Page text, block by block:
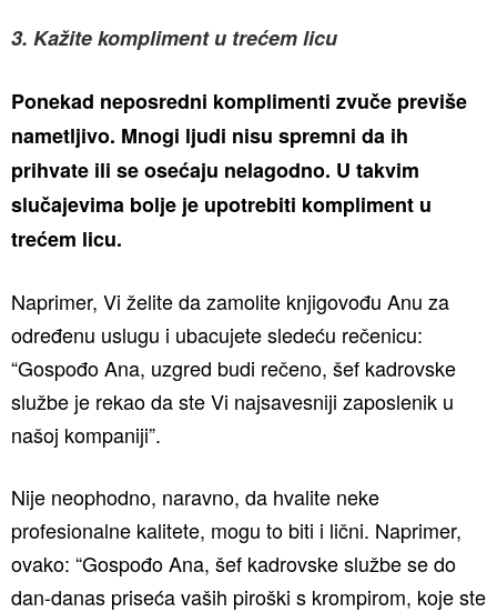
3. Kažite kompliment u trećem licu
Ponekad neposredni komplimenti zvuče previše
nametljivo. Mnogi ljudi nisu spremni da ih
prihvate ili se osećaju nelagodno. U takvim
slučajevima bolje je upotrebiti kompliment u
trećem licu.
Naprimer, Vi želite da zamolite knjigovođu Anu za
određenu uslugu i ubacujete sledeću rečenicu:
“Gospođo Ana, uzgred budi rečeno, šef kadrovske
službe je rekao da ste Vi najsavesniji zaposlenik u
našoj kompaniji”.
Nije neophodno, naravno, da hvalite neke
profesionalne kalitete, mogu to biti i lični. Naprimer,
ovako: “Gospođo Ana, šef kadrovske službe se do
dan-danas priseća vaših piroški s krompirom, koje ste